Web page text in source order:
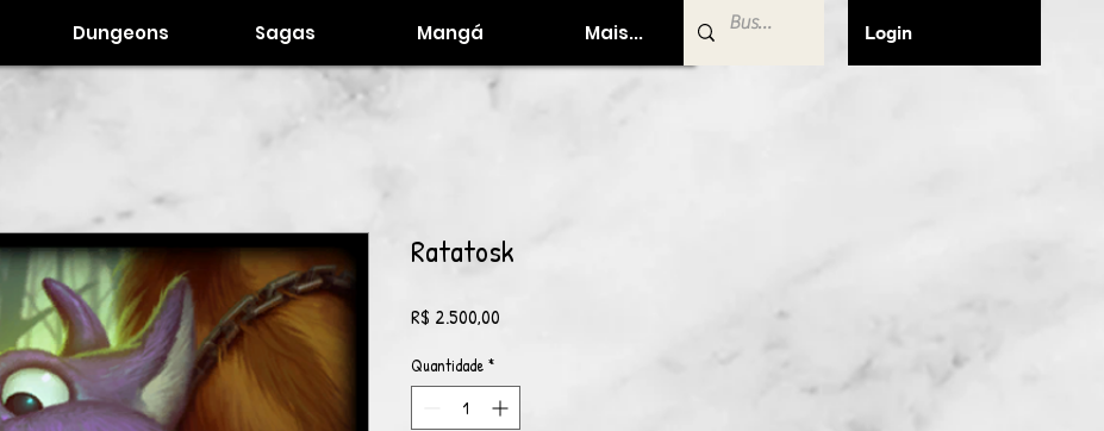
Dungeons Sagas Mangá Mais... Login
Ratatosk
R$ 2.500,00
Quantidade *